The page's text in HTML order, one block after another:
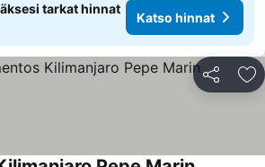
tarkat hinnat
Katso hinnat
Jaa